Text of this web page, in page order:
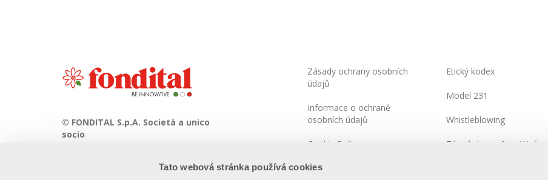
Tato webová stránka používá cookies
© FONDITAL S.p.A. Società a unico
socio
Via Cerreto, 40 - 25079 VOBARNO
Zásady ochrany osobních
údajů
Informace o ochraně
osobních údajů
Cookie Policy
Integrated Systems Policy
Etický kodex
Model 231
Whistleblowing
Zásady bezpečnosti